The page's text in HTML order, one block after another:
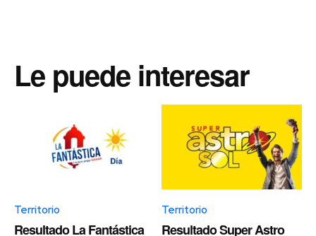
Le puede interesar
Territorio
Resultado La Fantástica
Territorio
Resultado Super Astro